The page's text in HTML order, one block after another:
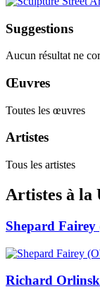
Suggestions
Aucun résultat ne
Œuvres
Toutes les œuvres
Artistes
Tous les artistes
Artistes à la
Shepard Fairey
Richard